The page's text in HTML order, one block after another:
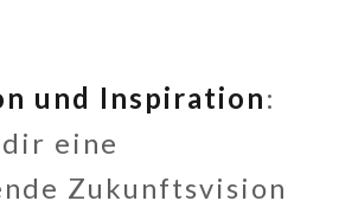
und Inspiration:
eine
Zukunftsvision